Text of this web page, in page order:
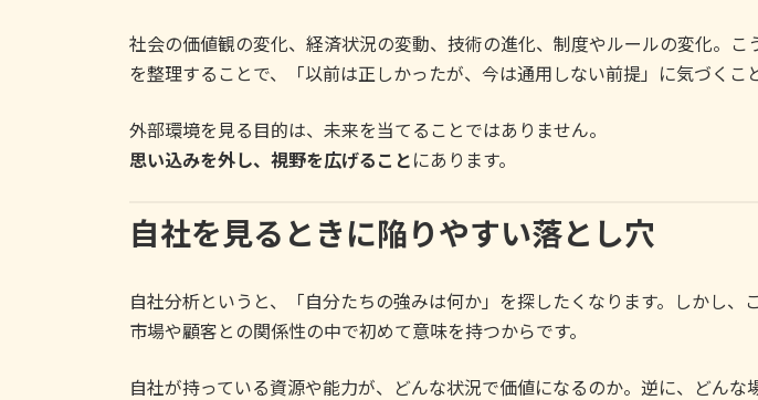
社会の価値観の変化、経済状況の変動、技術の進化、制度やルールの変化。
を整理することで、「以前は正しかったが、今は通用しない前提」に気づくこ
外部環境を見る目的は、未来を当てることではありません。
思い込みを外し、視野を広げること にあります。
自社を見るときに陥りやすい落とし穴
自社分析というと、「自分たちの強みは何か」を探したくなります。しかし
市場や顧客との関係性の中で初めて意味を持つからです。
自社が持っている資源や能力が、どんな状況で価値になるのか。逆に、どん